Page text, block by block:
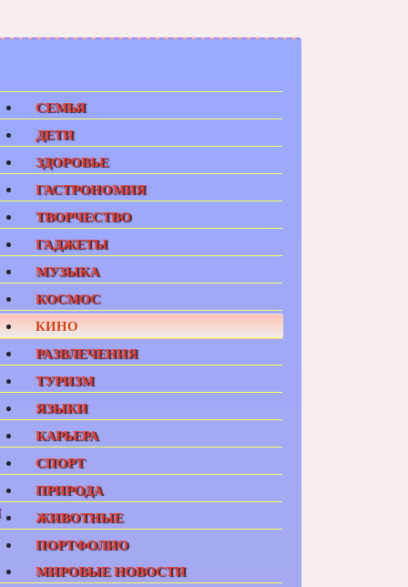
СЕМЬЯ
ДЕТИ
ЗДОРОВЬЕ
ГАСТРОНОМИЯ
ТВОРЧЕСТВО
ГАДЖЕТЫ
МУЗЫКА
КОСМОС
КИНО
РАЗВЛЕЧЕНИЯ
ТУРИЗМ
ЯЗЫКИ
КАРЬЕРА
СПОРТ
ПРИРОДА
ЖИВОТНЫЕ
ПОРТФОЛИО
МИРОВЫЕ НОВОСТИ